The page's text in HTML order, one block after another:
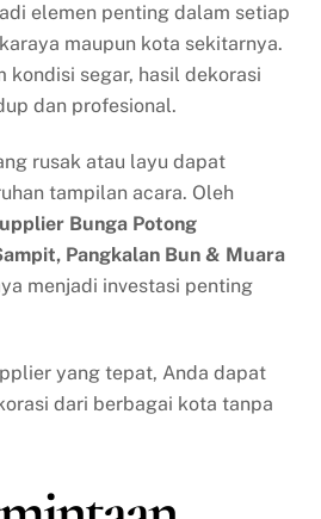
elemen penting dalam setiap
maupun kota sekitarnya.
kondisi segar, hasil dekorasi
dan profesional.
rusak atau layu dapat
tampilan acara. Oleh
Bunga Potong
Pangkalan Bun & Muara
menjadi investasi penting
yang tepat, Anda dapat
dari berbagai kota tanpa